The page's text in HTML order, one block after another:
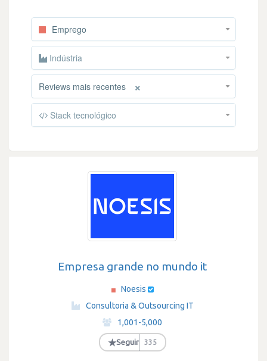
Emprego
Indústria
×
Reviews mais recentes
Stack tecnológico
Empresa grande no mundo it
Noesis
·
Consultoria & Outsourcing IT
·
1,001-5,000
·
★Seguir 335